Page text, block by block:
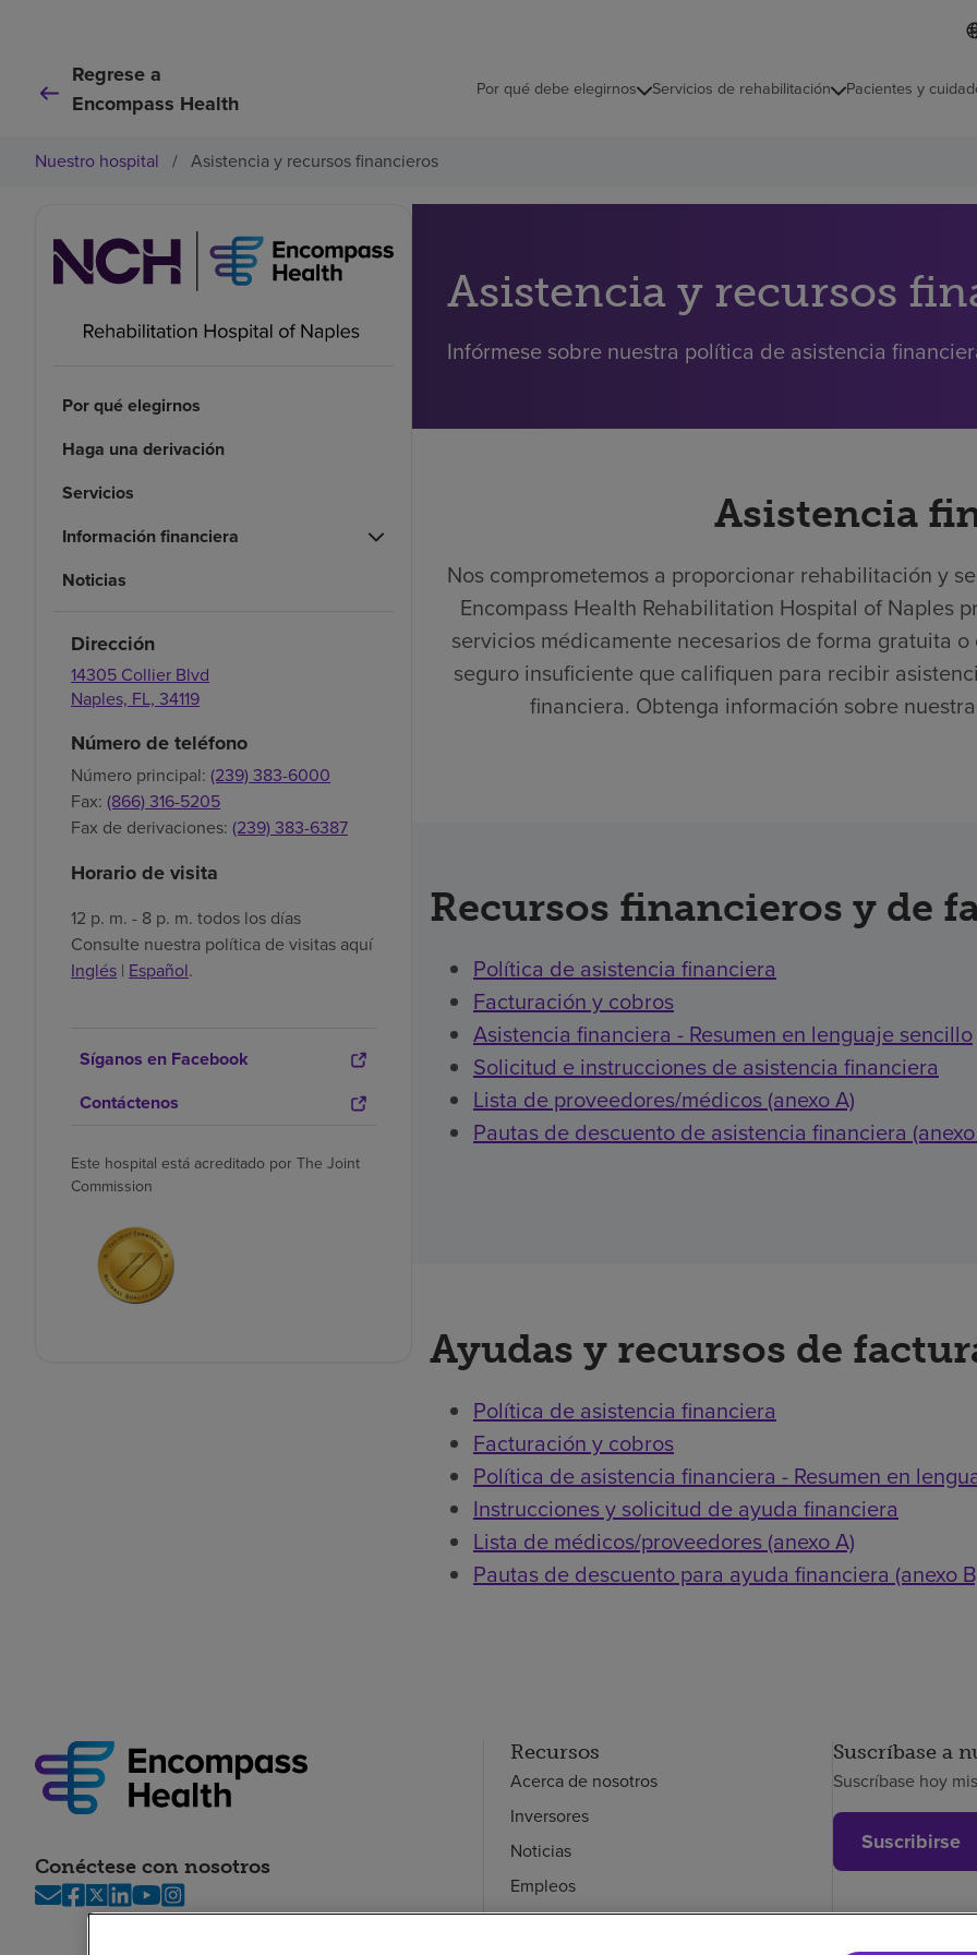
d
o
e
o
n
d
Regrese a
Encompass Health
Por qué debe elegirnos Servicios de rehabilitación Pacientes y
Nuestro hospital / Asistencia y recursos financieros
Por qué elegirnos
Haga una derivación
Servicios
Información financiera
Noticias
Dirección
14305 Collier Blvd
Naples, FL, 34119
Número de teléfono
Número principal: (239) 383-6000
Fax: (866) 316-5205
Fax de derivaciones: (239) 383-6387
Horario de visita
12 p. m. - 8 p. m. todos los días
Consulte nuestra política de visitas aquí
Inglés | Español.
Síganos en Facebook
Contáctenos
Este hospital está acreditado por The Joint
Commission
Asistencia y recursos
Infórmese sobre nuestra política de asistencia
Asistencia
Nos comprometemos a proporcionar rehabilitación y
Encompass Health Rehabilitation Hospital of Naples
servicios médicamente necesarios de forma gratuita
seguro insuficiente que califiquen para recibir
financiera. Obtenga información sobre
Recursos financieros y de
Política de asistencia financiera
Facturación y cobros
Asistencia financiera - Resumen en lenguaje sencillo
Solicitud e instrucciones de asistencia financiera
Lista de proveedores/médicos (anexo A)
Pautas de descuento de asistencia financiera
Ayudas y recursos de
Política de asistencia financiera
Facturación y cobros
Política de asistencia financiera - Resumen en
Instrucciones y solicitud de ayuda financiera
Lista de médicos/proveedores (anexo A)
Pautas de descuento para ayuda financiera (anexo
Conéctese con nosotros
Recursos
Acerca de nosotros
Inversores
Noticias
Empleos
Empleados
Suscríbase a
Suscríbase hoy
Suscribirse